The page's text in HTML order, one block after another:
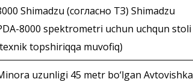
Shimadzu (согласно ТЗ) Shimadzu
8000 spektrometri uchun uchqun stoli
topshiriqqa muvofiq)
uzunligi 45 metr bo‘lgan Avtovishka